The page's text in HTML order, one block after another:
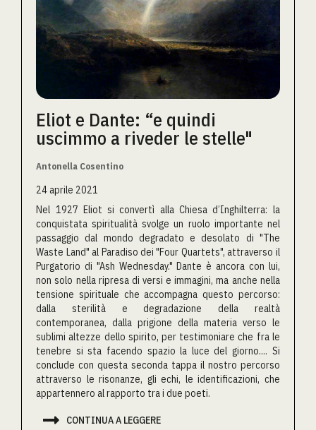
Eliot e Dante: “e quindi
uscimmo a riveder le stelle"
Antonella Cosentino
24 aprile 2021
Nel 1927 Eliot si convertì alla Chiesa d’Inghilterra: la
conquistata spiritualità svolge un ruolo importante nel
passaggio dal mondo degradato e desolato di "The
Waste Land" al Paradiso dei "Four Quartets", attraverso il
Purgatorio di "Ash Wednesday." Dante è ancora con lui,
non solo nella ripresa di versi e immagini, ma anche nella
tensione spirituale che accompagna questo percorso:
dalla sterilità e degradazione della realtà
contemporanea, dalla prigione della materia verso le
sublimi altezze dello spirito, per testimoniare che fra le
tenebre si sta facendo spazio la luce del giorno.... Si
conclude con questa seconda tappa il nostro percorso
attraverso le risonanze, gli echi, le identificazioni, che
appartennero al rapporto tra i due poeti.
 CONTINUA A LEGGERE